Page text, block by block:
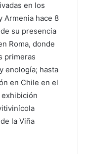
en los
Armenia hace 8
su presencia
Roma, donde
primeras
enología; hasta
en Chile en el
exhibición
la Viña